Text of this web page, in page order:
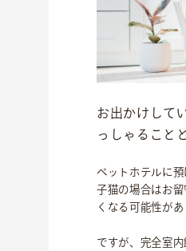
トリミングサロン
お出かけして
っしゃること
ペットホテルに預
子猫の場合はお
くなる可能性があ
ですが、完全室